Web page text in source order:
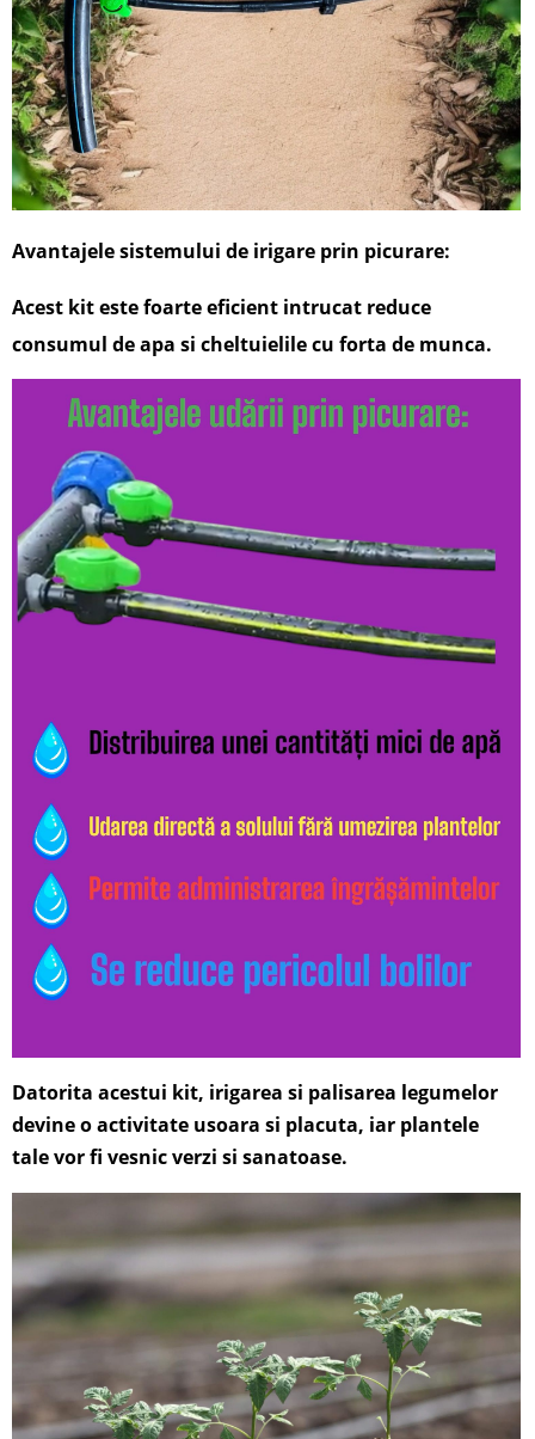
Avantajele sistemului de irigare prin picurare:
Acest kit este foarte eficient intrucat reduce
consumul de apa si cheltuielile cu forta de munca.
Datorita acestui kit, irigarea si palisarea legumelor
devine o activitate usoara si placuta, iar plantele
tale vor fi vesnic verzi si sanatoase.